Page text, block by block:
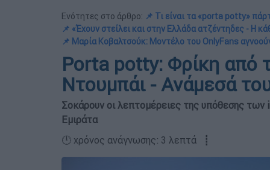
Ενότητες στο άρθρο: 📌 Τι είναι τα «porta potty»
📌 «Έχουν στείλει και στην Ελλάδα ατζέντηδες - Η
📌 Μαρία Κοβαλτσούκ: Μοντέλο του OnlyFans
Porta potty: Φρίκη από
Ντουμπάι - Ανάμεσά
Σοκάρουν οι λεπτομέρειες της υπόθεσης
Εμιράτα
🕛 χρόνος ανάγνωσης: 3 λεπτά ┋